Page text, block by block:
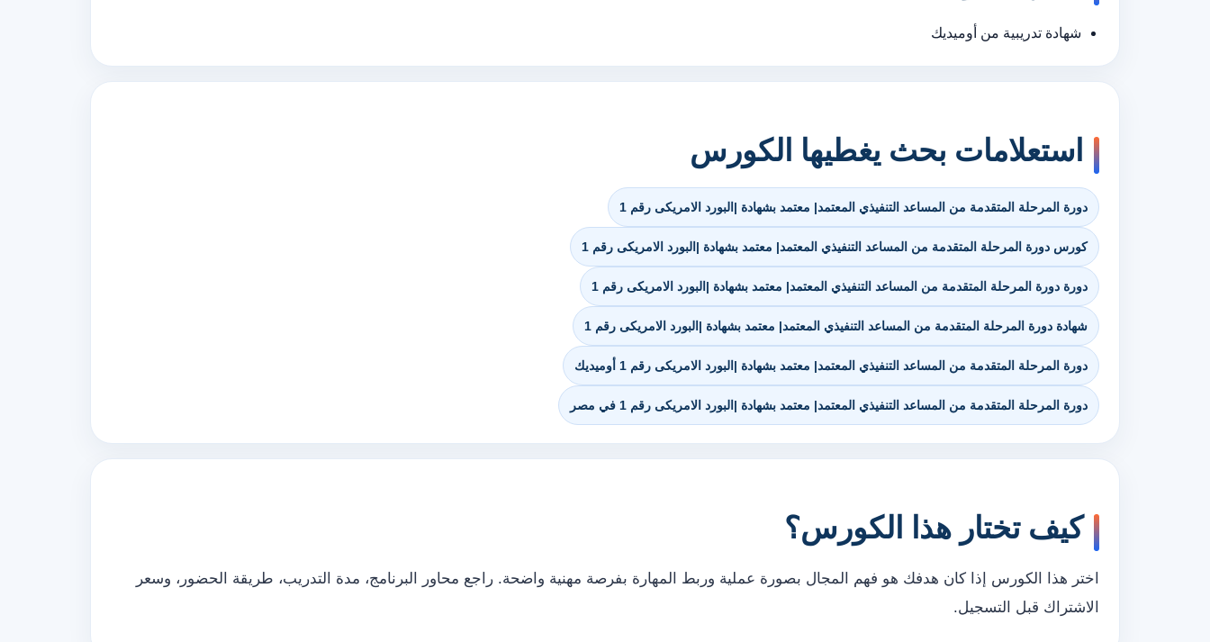
شهادة تدريبية من أوميديك
استعلامات بحث يغطيها الكورس
دورة المرحلة المتقدمة من المساعد التنفيذي المعتمد| معتمد بشهادة |البورد الامريكى رقم 1
كورس دورة المرحلة المتقدمة من المساعد التنفيذي المعتمد| معتمد بشهادة |البورد الامريكى رقم 1
دورة دورة المرحلة المتقدمة من المساعد التنفيذي المعتمد| معتمد بشهادة |البورد الامريكى رقم 1
شهادة دورة المرحلة المتقدمة من المساعد التنفيذي المعتمد| معتمد بشهادة |البورد الامريكى رقم 1
دورة المرحلة المتقدمة من المساعد التنفيذي المعتمد| معتمد بشهادة |البورد الامريكى رقم 1 أوميديك
دورة المرحلة المتقدمة من المساعد التنفيذي المعتمد| معتمد بشهادة |البورد الامريكى رقم 1 في مصر
كيف تختار هذا الكورس؟
اختر هذا الكورس إذا كان هدفك هو فهم المجال بصورة عملية وربط المهارة بفرصة مهنية واضحة. راجع محاور البرنامج، مدة التدريب، طريقة الحضور، وسعر
الاشتراك قبل التسجيل.